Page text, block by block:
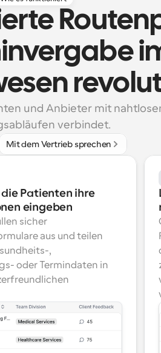
und Anbieter mit
verbindet.
Mit dem Vertrieb sprechen
die Patienten ihre
eingeben
sicher
aus und teilen
,
oder Termindaten in